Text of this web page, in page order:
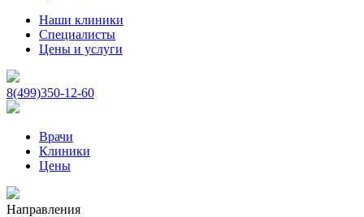
Наши клиники
Специалисты
Цены и услуги
8(499)350-12-60
Врачи
Клиники
Цены
Направления